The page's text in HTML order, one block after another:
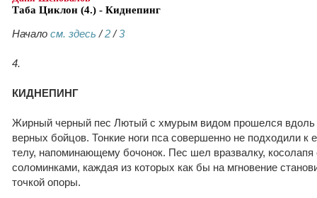
Таба Циклон (4.) - Киднепинг
Начало см. здесь /2/3
4.
КИДНЕПИНГ
Жирный черный пес Лютый с хмурым видом прошелся вдоль
верных бойцов. Тонкие ноги пса совершенно не подходили к
телу, напоминающему бочонок. Пес шел вразвалку, косолапя
соломинками, каждая из которых как бы на мгновение
точкой опоры.